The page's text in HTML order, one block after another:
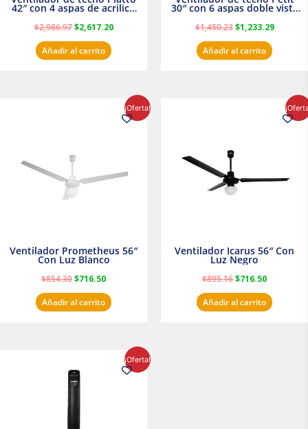
42″ con 4 aspas de acrilico
transparente
$2,986.97 $2,617.20
Añadir al carrito
30″ con 6 aspas doble vista
Satinado Masterfan
$1,450.23 $1,233.29
Añadir al carrito
¡Oferta!
Ventilador Prometheus 56″
Con Luz Blanco
$854.30$716.50
precio
actual
Añadir al carrito
Ventilador Icarus 56″ Con
Luz Negro
$895.16$716.50
precio
actual
Añadir al carrito
¡Oferta!
original
era:
precio
actual